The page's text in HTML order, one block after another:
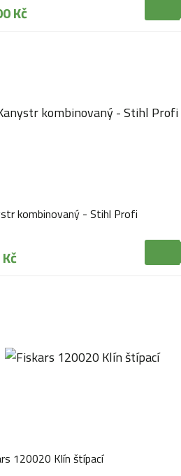
Kč
kombinovaný - Stihl Profi
120020 Klín štípací